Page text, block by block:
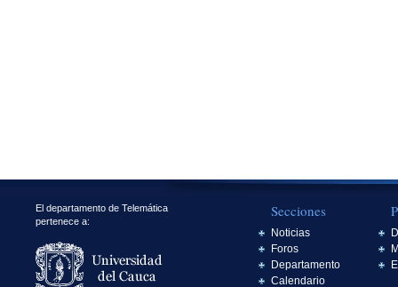
El departamento de Telemática
pertenece a:
Secciones
Noticias
Foros
Departamento
Calendario